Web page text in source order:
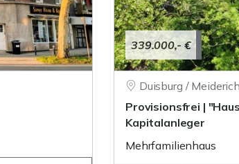
339.000,- €
Duisburg / Meiderich
Provisionsfrei |
Kapitalanleger
Mehrfamilienhaus